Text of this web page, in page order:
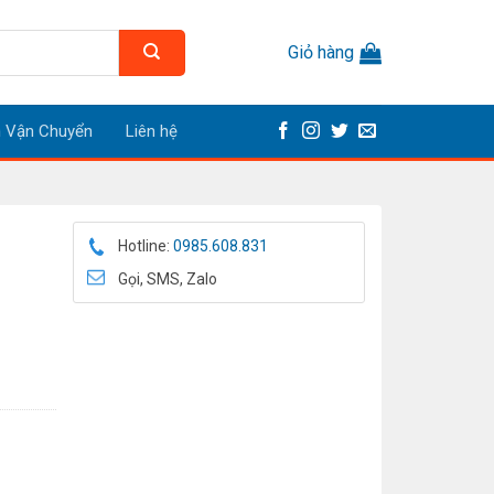
Giỏ hàng
Vận Chuyển Liên hệ
Hotline: 0985.608.831
Gọi, SMS, Zalo